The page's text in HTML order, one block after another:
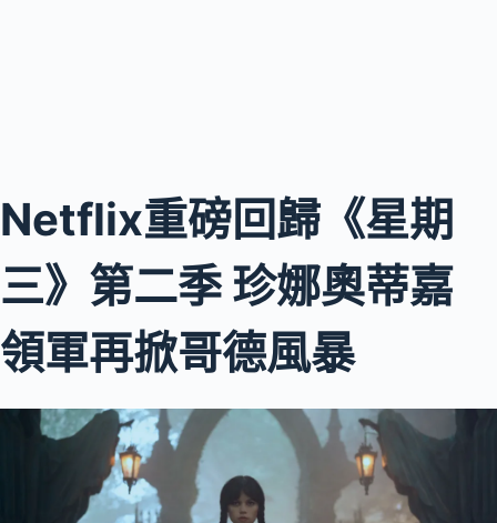
Netflix重磅回歸《星期
三》第二季 珍娜奧蒂嘉
領軍再掀哥德風暴